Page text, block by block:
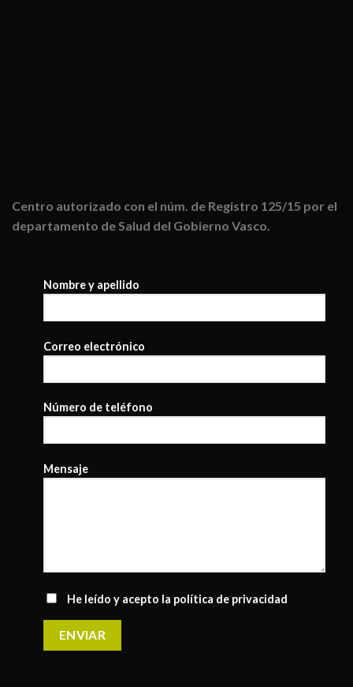
Centro autorizado con el núm. de Registro 125/15 por el
departamento de Salud del Gobierno Vasco.
Nombre y apellido
Correo electrónico
Número de teléfono
Mensaje
He leído y acepto la política de privacidad